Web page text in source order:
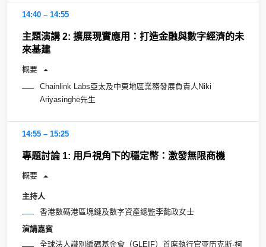
14:40 – 14:55
主題演講 2: 擴展現實應用：打造金融與數字經濟的未
來基建
概要
Chainlink Labs亞太及中東地區業務發展負責人Niki
Ariyasinghe先生
14:55 – 15:25
專題討論 1: 用戶視角下的穩定幣：激發無限商機
概要
主持人
香港數碼港區塊鏈及數字資產總監李㦤政女士
演講嘉賓
全球法⼈識別編碼基⾦會（GLEIF）⾸席執⾏官亚历克斯·柯